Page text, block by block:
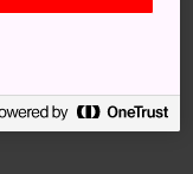
行 7 分鐘到達。
，則需要從上野